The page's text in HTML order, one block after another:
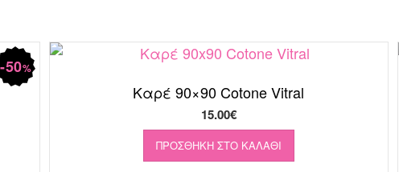
50%
Καρέ 90×90 Cotone Vitral
15.00€
ΠΡΟΣΘΉΚΗ ΣΤΟ ΚΑΛΆΘΙ